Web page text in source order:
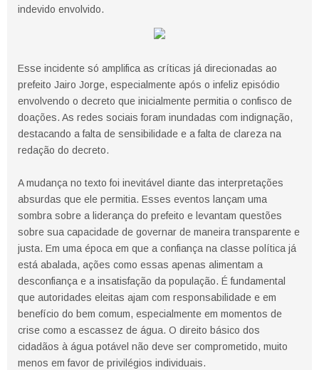
indevido envolvido.
Esse incidente só amplifica as críticas já direcionadas ao
prefeito Jairo Jorge, especialmente após o infeliz episódio
envolvendo o decreto que inicialmente permitia o confisco de
doações. As redes sociais foram inundadas com indignação,
destacando a falta de sensibilidade e a falta de clareza na
redação do decreto.
A mudança no texto foi inevitável diante das interpretações
absurdas que ele permitia. Esses eventos lançam uma
sombra sobre a liderança do prefeito e levantam questões
sobre sua capacidade de governar de maneira transparente e
justa. Em uma época em que a confiança na classe política já
está abalada, ações como essas apenas alimentam a
desconfiança e a insatisfação da população. É fundamental
que autoridades eleitas ajam com responsabilidade e em
benefício do bem comum, especialmente em momentos de
crise como a escassez de água. O direito básico dos
cidadãos à água potável não deve ser comprometido, muito
menos em favor de privilégios individuais.